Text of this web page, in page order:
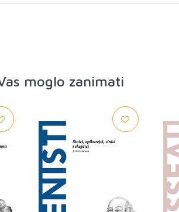
moglo zanimati